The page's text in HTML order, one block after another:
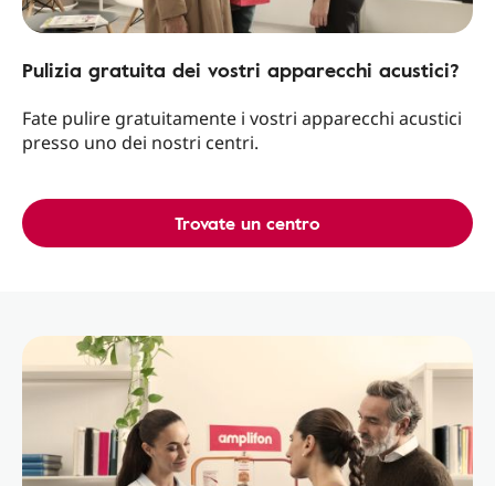
Pulizia gratuita dei vostri apparecchi acustici?
Fate pulire gratuitamente i vostri apparecchi acustici
presso uno dei nostri centri.
Trovate un centro